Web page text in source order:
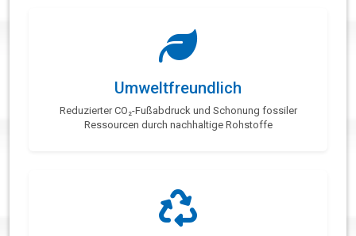
Umweltfreundlich
Reduzierter CO₂-Fußabdruck und Schonung fossiler
Ressourcen durch nachhaltige Rohstoffe